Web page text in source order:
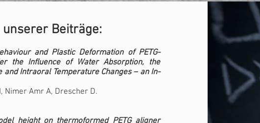
Beiträge:
and Plastic Deformation of PETG-
the Influence of Water Absorption, the
Intraoral Temperature Changes – an In-
Nimer Amr A, Drescher D.
height on thermoformed PETG aligner